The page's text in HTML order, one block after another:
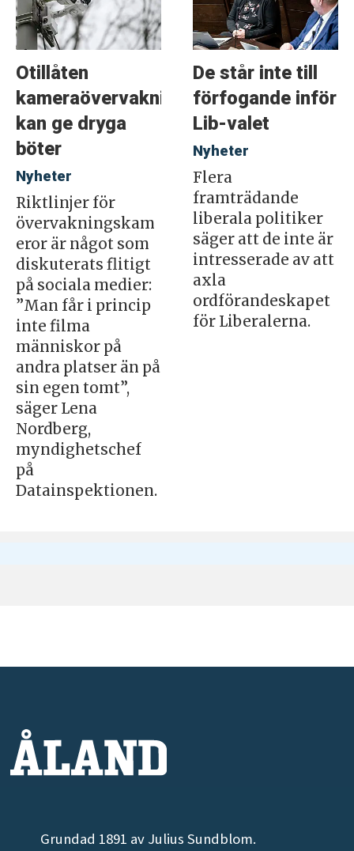
Otillåten
kameraövervakning
kan ge dryga
böter
Nyheter
Riktlinjer för
övervakningskam
eror är något som
diskuterats flitigt
på sociala medier:
”Man får i princip
inte filma
människor på
andra platser än på
sin egen tomt”,
säger Lena
Nordberg,
myndighetschef
på
Datainspektionen.
De står inte till
förfogande inför
Lib-valet
Nyheter
Flera
framträdande
liberala politiker
säger att de inte är
intresserade av att
axla
ordförandeskapet
för Liberalerna.
Grundad 1891 av Julius Sundblom.